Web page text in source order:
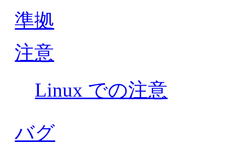
準拠
注意
Linux での注意
バグ